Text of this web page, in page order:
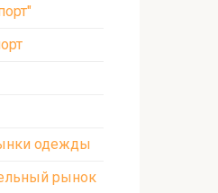
одежды
рынок